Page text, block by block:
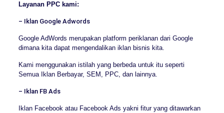
Layanan PPC kami:
– Iklan Google Adwords
Google AdWords merupakan platform periklanan dari Google
dimana kita dapat mengendalikan iklan bisnis kita.
Kami menggunakan istilah yang berbeda untuk itu seperti
Semua Iklan Berbayar, SEM, PPC, dan lainnya.
– Iklan FB Ads
Iklan Facebook atau Facebook Ads yakni fitur yang ditawarkan